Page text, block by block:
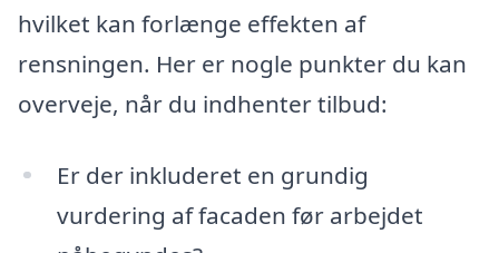
hvilket kan forlænge effekten af
rensningen. Her er nogle punkter du kan
overveje, når du indhenter tilbud:
Er der inkluderet en grundig
vurdering af facaden før arbejdet